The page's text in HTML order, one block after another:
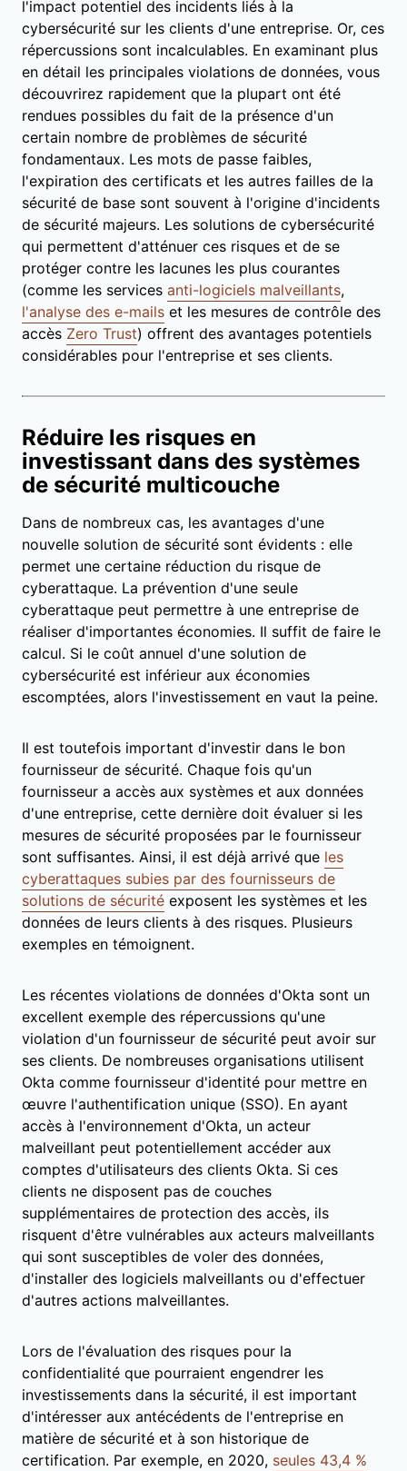
l'impact potentiel des incidents liés à la
cybersécurité sur les clients d'une entreprise. Or, ces
répercussions sont incalculables. En examinant plus
en détail les principales violations de données, vous
découvrirez rapidement que la plupart ont été
rendues possibles du fait de la présence d'un
certain nombre de problèmes de sécurité
fondamentaux. Les mots de passe faibles,
l'expiration des certificats et les autres failles de la
sécurité de base sont souvent à l'origine d'incidents
de sécurité majeurs. Les solutions de cybersécurité
qui permettent d'atténuer ces risques et de se
protéger contre les lacunes les plus courantes
(comme les services anti-logiciels malveillants,
l'analyse des e-mails et les mesures de contrôle des
accès Zero Trust) offrent des avantages potentiels
considérables pour l'entreprise et ses clients.
Réduire les risques en
investissant dans des systèmes
de sécurité multicouche
Dans de nombreux cas, les avantages d'une
nouvelle solution de sécurité sont évidents : elle
permet une certaine réduction du risque de
cyberattaque. La prévention d'une seule
cyberattaque peut permettre à une entreprise de
réaliser d'importantes économies. Il suffit de faire le
calcul. Si le coût annuel d'une solution de
cybersécurité est inférieur aux économies
escomptées, alors l'investissement en vaut la peine.
Il est toutefois important d'investir dans le bon
fournisseur de sécurité. Chaque fois qu'un
fournisseur a accès aux systèmes et aux données
d'une entreprise, cette dernière doit évaluer si les
mesures de sécurité proposées par le fournisseur
sont suffisantes. Ainsi, il est déjà arrivé que les
cyberattaques subies par des fournisseurs de
solutions de sécurité exposent les systèmes et les
données de leurs clients à des risques. Plusieurs
exemples en témoignent.
Les récentes violations de données d'Okta sont un
excellent exemple des répercussions qu'une
violation d'un fournisseur de sécurité peut avoir sur
ses clients. De nombreuses organisations utilisent
Okta comme fournisseur d'identité pour mettre en
œuvre l'authentification unique (SSO). En ayant
accès à l'environnement d'Okta, un acteur
malveillant peut potentiellement accéder aux
comptes d'utilisateurs des clients Okta. Si ces
clients ne disposent pas de couches
supplémentaires de protection des accès, ils
risquent d'être vulnérables aux acteurs malveillants
qui sont susceptibles de voler des données,
d'installer des logiciels malveillants ou d'effectuer
d'autres actions malveillantes.
Lors de l'évaluation des risques pour la
confidentialité que pourraient engendrer les
investissements dans la sécurité, il est important
d'intéresser aux antécédents de l'entreprise en
matière de sécurité et à son historique de
certification. Par exemple, en 2020, seules 43,4 %